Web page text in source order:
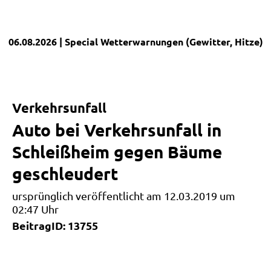
06.08.2026 | SpecialWetterwarnungen (Gewitter, Hitze)
Verkehrsunfall
Auto bei Verkehrsunfall in
Schleißheim gegen Bäume
geschleudert
ursprünglich veröffentlicht am 12.03.2019 um
02:47 Uhr
BeitragID: 13755